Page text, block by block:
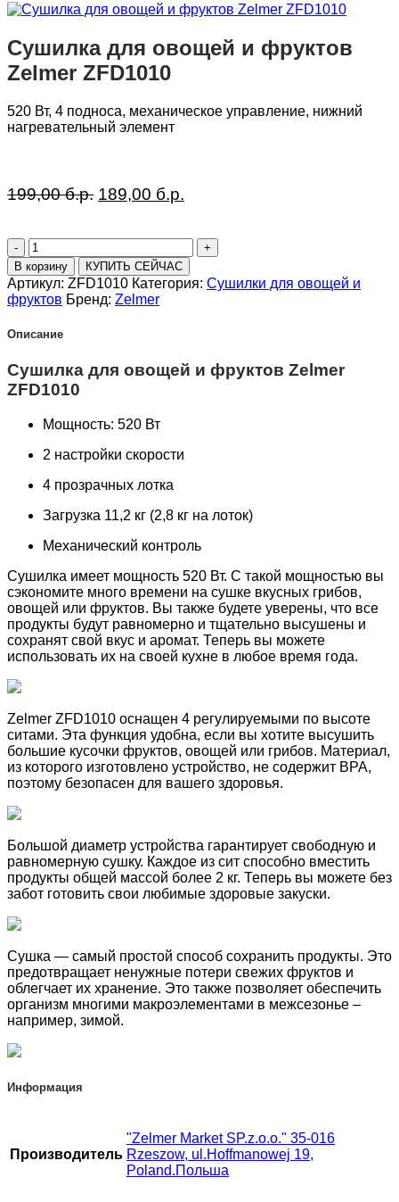
Сушилка для овощей и фруктов
Zelmer ZFD1010
520 Вт, 4 подноса, механическое управление, нижний
нагревательный элемент
199,00б.р. Первоначальная
199,00 б.р..
189,00 б.р.
Количество
товара
Сушилка
для
овощей
фруктов
ZFD1010
В корзину КУПИТЬ СЕЙЧАС
Артикул: ZFD1010 Категория: Сушилки для овощей и
фруктов Бренд: Zelmer
Описание
Сушилка для овощей и фруктов Zelmer
ZFD1010
Мощность: 520 Вт
2 настройки скорости
4 прозрачных лотка
Загрузка 11,2 кг (2,8 кг на лоток)
Механический контроль
Сушилка имеет мощность 520 Вт. С такой мощностью вы
сэкономите много времени на сушке вкусных грибов,
овощей или фруктов. Вы также будете уверены, что все
продукты будут равномерно и тщательно высушены и
сохранят свой вкус и аромат. Теперь вы можете
использовать их на своей кухне в любое время года.
Zelmer ZFD1010 оснащен 4 регулируемыми по высоте
ситами. Эта функция удобна, если вы хотите высушить
большие кусочки фруктов, овощей или грибов. Материал,
из которого изготовлено устройство, не содержит BPA,
поэтому безопасен для вашего здоровья.
Большой диаметр устройства гарантирует свободную и
равномерную сушку. Каждое из сит способно вместить
продукты общей массой более 2 кг. Теперь вы можете без
забот готовить свои любимые здоровые закуски.
Сушка — самый простой способ сохранить продукты. Это
предотвращает ненужные потери свежих фруктов и
облегчает их хранение. Это также позволяет обеспечить
организм многими макроэлементами в межсезонье –
например, зимой.
Информация
Производитель
"Zelmer Market SP.z.o.o." 35-016
Rzeszow, ul.Hoffmanowej 19,
Poland.Польша